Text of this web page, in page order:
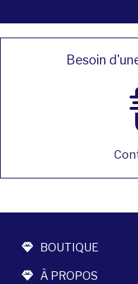
Besoin
BOUTIQUE
À PROPOS